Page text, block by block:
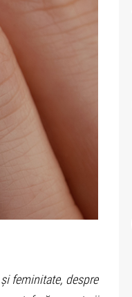
feminitate, despre